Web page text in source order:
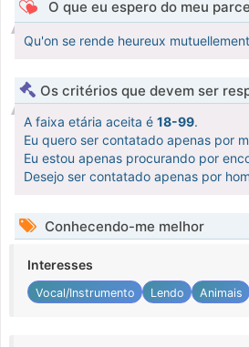
O que eu espero do meu
Qu'on se rende heureux mutuellement
Os critérios que devem ser
A faixa etária aceita é 18-99.
Eu quero ser contatado apenas por
Eu estou apenas procurando por
Desejo ser contatado apenas por
Conhecendo-me melhor
Interesses
Vocal/Instrumento Lendo Animais